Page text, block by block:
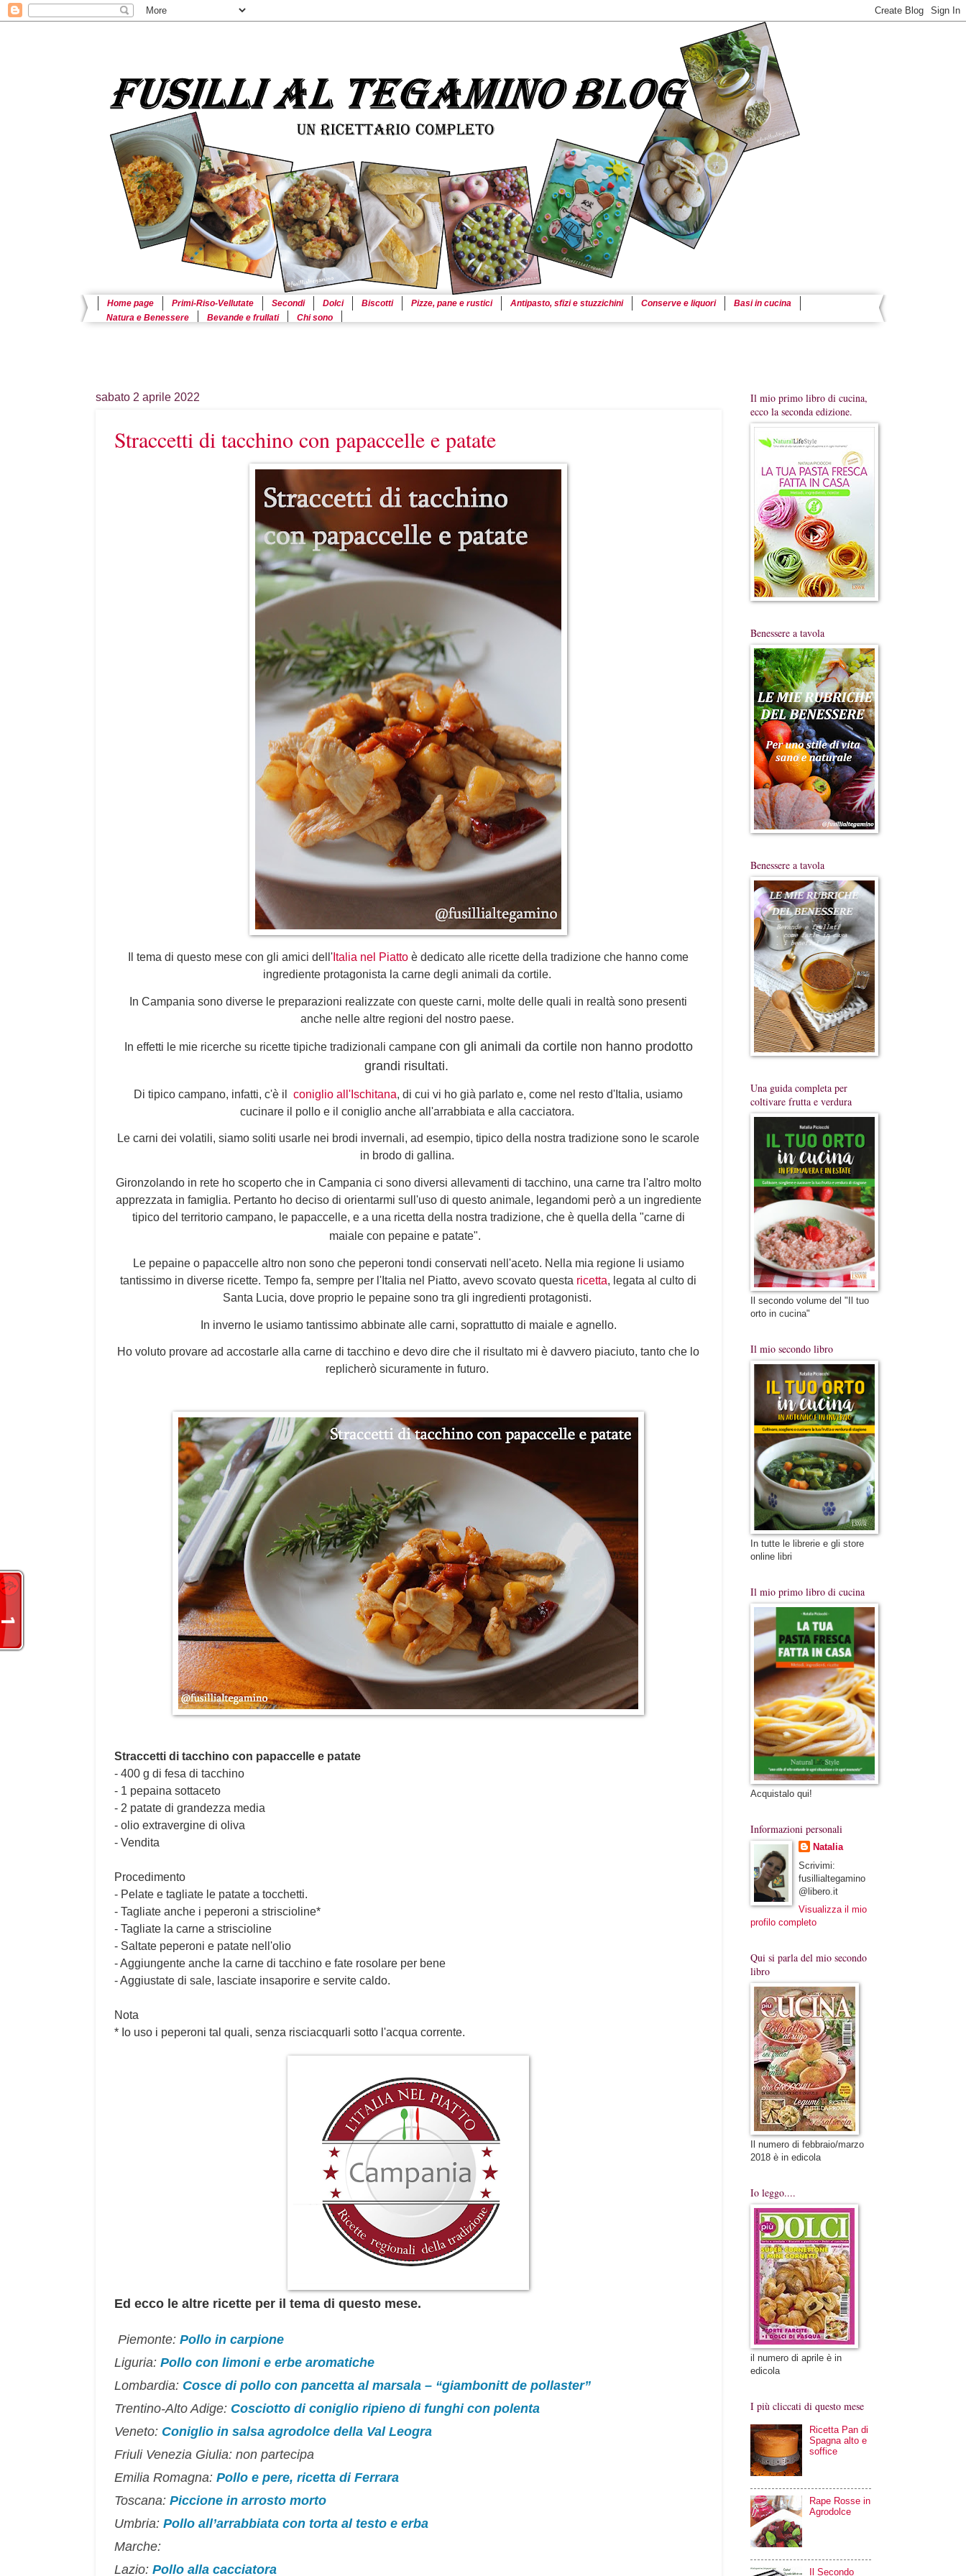
Home page Primi-Riso-Vellutate Secondi Dolci Biscotti Pizze, pane e rustici Antipasto, sfizi e stuzzichini Conserve e liquori
Basi in cucina
Natura e Benessere
Bevande e frullati Chi sono
sabato 2 aprile 2022
Straccetti di tacchino con papaccelle e patate
Il tema di questo mese con gli amici dell' Italia nel Piatto è dedicato alle ricette della tradizione che hanno come
ingrediente protagonista la carne degli animali da cortile.
In Campania sono diverse le preparazioni realizzate con queste carni, molte delle quali in realtà sono presenti
anche nelle altre regioni del nostro paese.
In effetti le mie ricerche su ricette tipiche tradizionali campane con gli animali da cortile non hanno prodotto
grandi risultati.
Di tipico campano, infatti, c'è il coniglio all'Ischitana, di cui vi ho già parlato e, come nel resto d'Italia, usiamo
cucinare il pollo e il coniglio anche all'arrabbiata e alla cacciatora.
Le carni dei volatili, siamo soliti usarle nei brodi invernali, ad esempio, tipico della nostra tradizione sono le scarole
in brodo di gallina.
Gironzolando in rete ho scoperto che in Campania ci sono diversi allevamenti di tacchino, una carne tra l'altro molto
apprezzata in famiglia. Pertanto ho deciso di orientarmi sull'uso di questo animale, legandomi però a un ingrediente
tipico del territorio campano, le papaccelle, e a una ricetta della nostra tradizione, che è quella della "carne di
maiale con pepaine e patate".
Le pepaine o papaccelle altro non sono che peperoni tondi conservati nell'aceto. Nella mia regione li usiamo
tantissimo in diverse ricette. Tempo fa, sempre per l'Italia nel Piatto, avevo scovato questa ricetta, legata al culto di
Santa Lucia, dove proprio le pepaine sono tra gli ingredienti protagonisti.
In inverno le usiamo tantissimo abbinate alle carni, soprattutto di maiale e agnello.
Ho voluto provare ad accostarle alla carne di tacchino e devo dire che il risultato mi è davvero piaciuto, tanto che lo
replicherò sicuramente in futuro.
Straccetti di tacchino con papaccelle e patate
- 400 g di fesa di tacchino
- 1 pepaina sottaceto
- 2 patate di grandezza media
- olio extravergine di oliva
- Vendita
Procedimento
- Pelate e tagliate le patate a tocchetti.
- Tagliate anche i peperoni a striscioline*
- Tagliate la carne a striscioline
- Saltate peperoni e patate nell'olio
- Aggiungente anche la carne di tacchino e fate rosolare per bene
- Aggiustate di sale, lasciate insaporire e servite caldo.
Nota
* Io uso i peperoni tal quali, senza risciacquarli sotto l'acqua corrente.
Ed ecco le altre ricette per il tema di questo mese.
Piemonte: Pollo in carpione
Liguria: Pollo con limoni e erbe aromatiche
Lombardia: Cosce di pollo con pancetta al marsala – “giambonitt de pollaster”
Trentino-Alto Adige: Cosciotto di coniglio ripieno di funghi con polenta
Veneto: Coniglio in salsa agrodolce della Val Leogra
Friuli Venezia Giulia: non partecipa
Emilia Romagna: Pollo e pere, ricetta di Ferrara
Toscana: Piccione in arrosto morto
Umbria: Pollo all’arrabbiata con torta al testo e erba
Marche:
Lazio: Pollo alla cacciatora
Il mio primo libro di cucina,
ecco la seconda edizione.
Benessere a tavola
Benessere a tavola
Una guida completa per
coltivare frutta e verdura
Il secondo volume del "Il tuo
orto in cucina"
Il mio secondo libro
In tutte le librerie e gli store
online libri
Il mio primo libro di cucina
Acquistalo qui!
Informazioni personali
Natalia
Scrivimi:
fusillialtegamino
@libero.it
Visualizza il mio
profilo completo
Qui si parla del mio secondo
libro
Il numero di febbraio/marzo
2018 è in edicola
Io leggo....
il numero di aprile è in
edicola
I più cliccati di questo mese
Ricetta Pan di
Spagna alto e
soffice
Rape Rosse in
Agrodolce
Il Secondo